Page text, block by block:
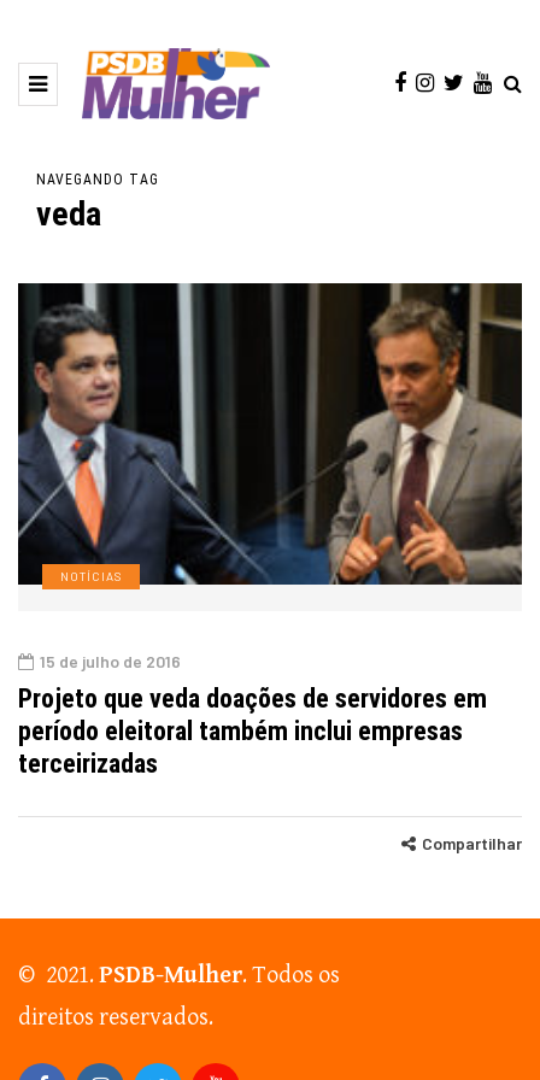
NAVEGANDO TAG
veda
NOTÍCIAS
15 de julho de 2016
Projeto que veda doações de servidores em
período eleitoral também inclui empresas
terceirizadas
Compartilhar
© 2021.PSDB-Mulher. Todos os
direitos reservados.